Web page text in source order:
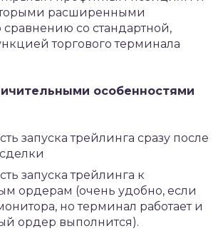
расширенными
со стандартной,
торгового терминала
особенностями
запуска трейлинга сразу после
запуска трейлинга к
ордерам (очень удобно, если
но терминал работает и
ордер выполнится).